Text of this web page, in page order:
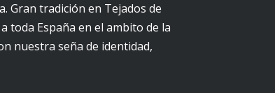
Gran tradición en Tejados de
toda España en el ambito de la
nuestra seña de identidad,